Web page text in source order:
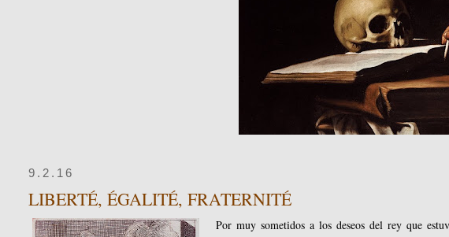
9.2.16
LIBERTÉ, ÉGALITÉ, FRATERNITÉ
Por muy sometidos a los deseos del rey que